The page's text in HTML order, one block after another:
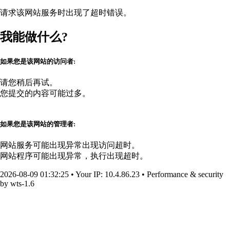
请求该网站服务时出现了超时错误。
我能做什么?
如果您是该网站的访问者:
请您稍后再试。
您提交的内容可能过多。
如果您是该网站的管理者:
网站服务可能出现异常出现访问超时。
网站程序可能出现异常，执行出现超时。
2026-08-09 01:32:25 • Your IP: 10.4.86.23 • Performance & security
by wts-1.6